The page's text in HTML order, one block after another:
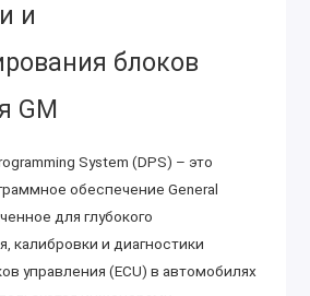
и
блоков
GM
System (DPS) – это
обеспечение General
для глубокого
калибровки и диагностики
управления (ECU) в автомобилях